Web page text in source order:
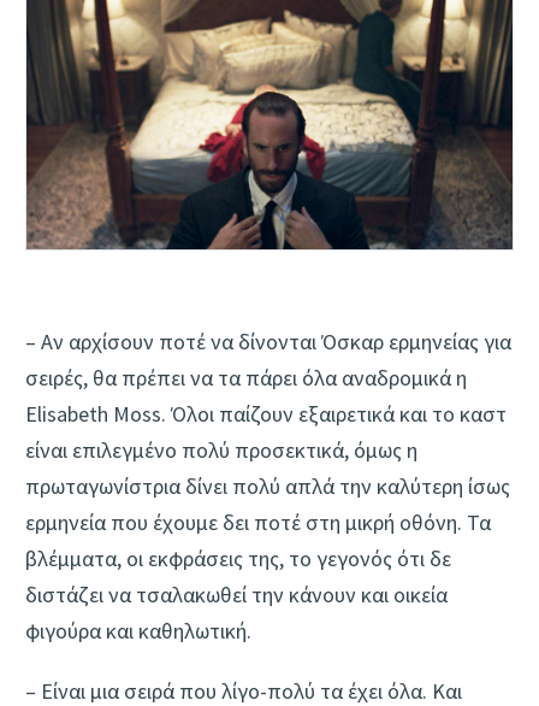
– Αν αρχίσουν ποτέ να δίνονται Όσκαρ ερμηνείας για
σειρές, θα πρέπει να τα πάρει όλα αναδρομικά η
Elisabeth Moss. Όλοι παίζουν εξαιρετικά και το καστ
είναι επιλεγμένο πολύ προσεκτικά, όμως η
πρωταγωνίστρια δίνει πολύ απλά την καλύτερη ίσως
ερμηνεία που έχουμε δει ποτέ στη μικρή οθόνη. Τα
βλέμματα, οι εκφράσεις της, το γεγονός ότι δε
διστάζει να τσαλακωθεί την κάνουν και οικεία
φιγούρα και καθηλωτική.
– Είναι μια σειρά που λίγο-πολύ τα έχει όλα. Και